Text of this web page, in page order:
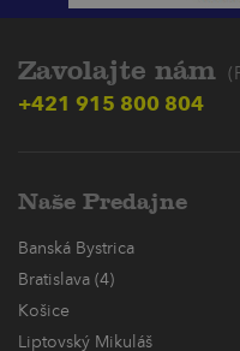
Zavolajte nám
+421 915 800 804
Naše Predajne
Banská Bystrica
Bratislava (4)
Košice
Liptovský Mikuláš